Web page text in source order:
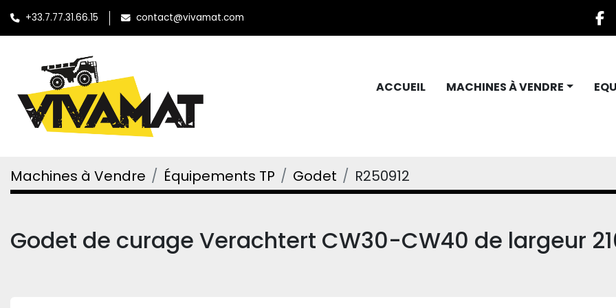
+33.7.77.31.66.15 contact@vivamat.com
ACCUEIL MACHINES À VENDRE
Machines à Vendre Équipements TP Godet R250912
Godet de curage Verachtert CW30-CW40 de largeur